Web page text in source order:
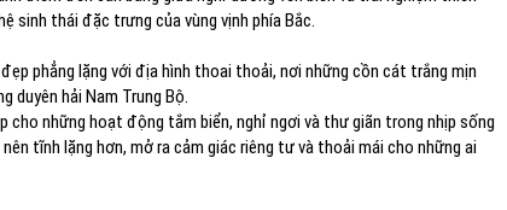
sinh thái đặc trưng của vùng vịnh phía Bắc.
phẳng lặng với địa hình thoai thoải, nơi những cồn cát trắng mịn
duyên hải Nam Trung Bộ.
cho những hoạt động tắm biển, nghỉ ngơi và thư giãn trong nhịp sống
tĩnh lặng hơn, mở ra cảm giác riêng tư và thoải mái cho những ai